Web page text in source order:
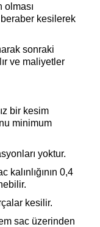
olması
kesilerek
sonraki
ve maliyetler
bir kesim
minimum
yoktur.
0,4
kesilir.
sac üzerinden